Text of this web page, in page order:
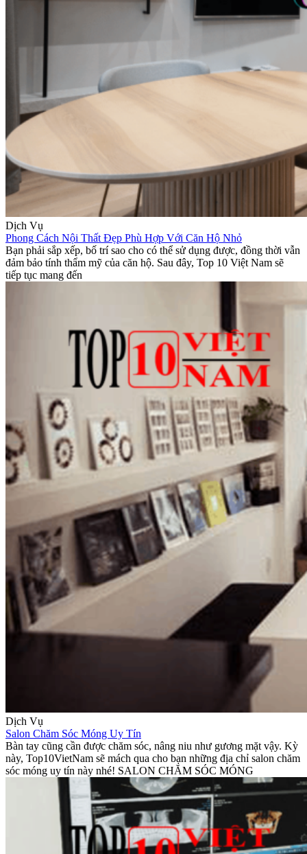
Dịch Vụ
Phong Cách Nội Thất Đẹp Phù Hợp Với Căn Hộ Nhỏ
Bạn phải sắp xếp, bố trí sao cho có thể sử dụng được, đồng thời vẫn
đảm bảo tính thẩm mỹ của căn hộ. Sau đây, Top 10 Việt Nam sẽ
tiếp tục mang đến
Dịch Vụ
Salon Chăm Sóc Móng Uy Tín
Bàn tay cũng cần được chăm sóc, nâng niu như gương mặt vậy. Kỳ
này, Top10VietNam sẽ mách qua cho bạn những địa chỉ salon chăm
sóc móng uy tín này nhé! SALON CHĂM SÓC MÓNG